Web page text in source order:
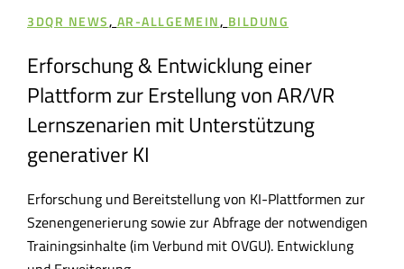
3DQR NEWS, AR-ALLGEMEIN, BILDUNG
Erforschung & Entwicklung einer
Plattform zur Erstellung von AR/VR
Lernszenarien mit Unterstützung
generativer KI
Erforschung und Bereitstellung von KI-Plattformen zur
Szenengenerierung sowie zur Abfrage der notwendigen
Trainingsinhalte (im Verbund mit OVGU). Entwicklung